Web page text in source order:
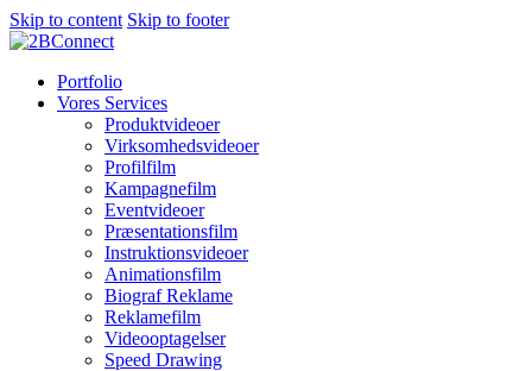
Skip to content Skip to footer
Portfolio
Vores Services
Produktvideoer
Virksomhedsvideoer
Profilfilm
Kampagnefilm
Eventvideoer
Præsentationsfilm
Instruktionsvideoer
Animationsfilm
Biograf Reklame
Reklamefilm
Videooptagelser
Speed Drawing